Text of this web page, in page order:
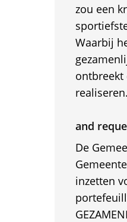
zou een
Waarbij
ontbreekt
realiseren.
and
De
inzetten